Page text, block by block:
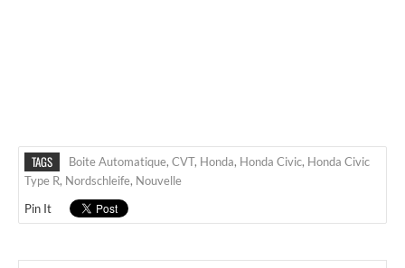
TAGS Boite Automatique, CVT, Honda, Honda Civic, Honda Civic
Type R, Nordschleife, Nouvelle
Pin It